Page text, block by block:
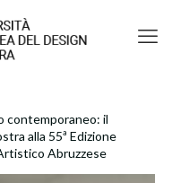
contemporaneo: il
alla 55ª Edizione
Abruzzese